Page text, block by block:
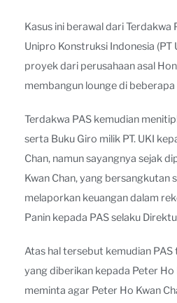
Kasus ini berawal dari Terdakwa
Unipro Konstruksi Indonesia
proyek dari perusahaan asal
membangun lounge di
Terdakwa PAS kemudian
serta Buku Giro milik PT. UKI
Chan, namun sayangnya sejak
Kwan Chan, yang bersangkutan
melaporkan keuangan dalam
Panin kepada PAS selaku
Atas hal tersebut kemudian
yang diberikan kepada Peter Ho
meminta agar Peter Ho Kwan